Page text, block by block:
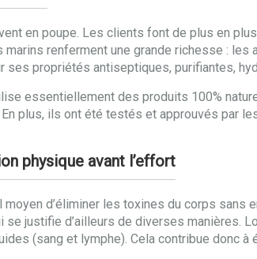
en poupe. Les clients font de plus en
renferment une grande richesse :
propriétés antiseptiques, purifiantes,
essentiellement des produits 100%
plus, ils ont été testés et approuvés par
physique avant l’effort
d’éliminer les toxines du corps sans
justifie d’ailleurs de diverses manières.
(sang et lymphe). Cela contribue donc